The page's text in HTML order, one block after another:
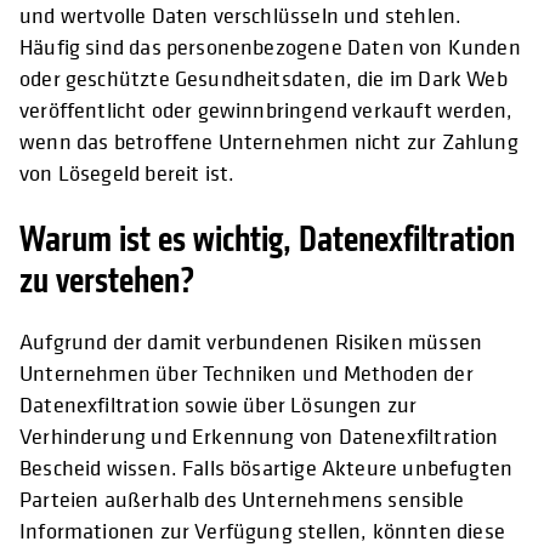
und wertvolle Daten verschlüsseln und stehlen.
Häufig sind das personenbezogene Daten von Kunden
oder geschützte Gesundheitsdaten, die im Dark Web
veröffentlicht oder gewinnbringend verkauft werden,
wenn das betroffene Unternehmen nicht zur Zahlung
von Lösegeld bereit ist.
Warum ist es wichtig, Datenexfiltration
zu verstehen?
Aufgrund der damit verbundenen Risiken müssen
Unternehmen über Techniken und Methoden der
Datenexfiltration sowie über Lösungen zur
Verhinderung und Erkennung von Datenexfiltration
Bescheid wissen. Falls bösartige Akteure unbefugten
Parteien außerhalb des Unternehmens sensible
Informationen zur Verfügung stellen, könnten diese